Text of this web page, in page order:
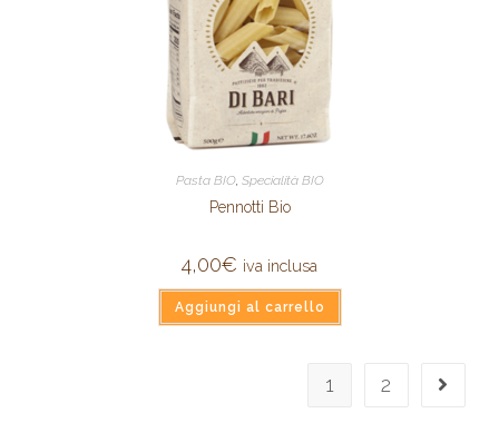
Pasta BIO, Specialità BIO
Pennotti Bio
4,00€ iva inclusa
Aggiungi al carrello
1 2